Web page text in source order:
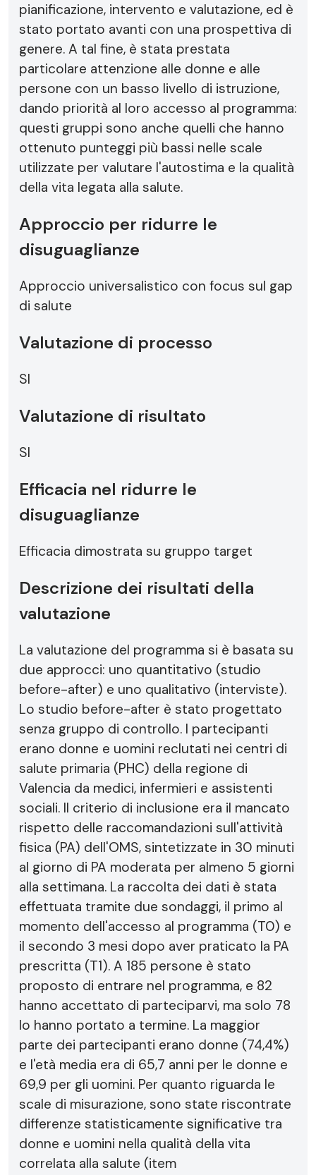
pianificazione, intervento e valutazione, ed è
stato portato avanti con una prospettiva di
genere. A tal fine, è stata prestata
particolare attenzione alle donne e alle
persone con un basso livello di istruzione,
dando priorità al loro accesso al programma:
questi gruppi sono anche quelli che hanno
ottenuto punteggi più bassi nelle scale
utilizzate per valutare l'autostima e la qualità
della vita legata alla salute.
Approccio per ridurre le
disuguaglianze
Approccio universalistico con focus sul gap
di salute
Valutazione di processo
SI
Valutazione di risultato
SI
Efficacia nel ridurre le
disuguaglianze
Efficacia dimostrata su gruppo target
Descrizione dei risultati della
valutazione
La valutazione del programma si è basata su
due approcci: uno quantitativo (studio
before-after) e uno qualitativo (interviste).
Lo studio before-after è stato progettato
senza gruppo di controllo. I partecipanti
erano donne e uomini reclutati nei centri di
salute primaria (PHC) della regione di
Valencia da medici, infermieri e assistenti
sociali. Il criterio di inclusione era il mancato
rispetto delle raccomandazioni sull'attività
fisica (PA) dell'OMS, sintetizzate in 30 minuti
al giorno di PA moderata per almeno 5 giorni
alla settimana. La raccolta dei dati è stata
effettuata tramite due sondaggi, il primo al
momento dell'accesso al programma (T0) e
il secondo 3 mesi dopo aver praticato la PA
prescritta (T1). A 185 persone è stato
proposto di entrare nel programma, e 82
hanno accettato di parteciparvi, ma solo 78
lo hanno portato a termine. La maggior
parte dei partecipanti erano donne (74,4%)
e l'età media era di 65,7 anni per le donne e
69,9 per gli uomini. Per quanto riguarda le
scale di misurazione, sono state riscontrate
differenze statisticamente significative tra
donne e uomini nella qualità della vita
correlata alla salute (item